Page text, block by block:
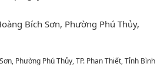
Bích Sơn, Phường Phú Thủy,
Phường Phú Thủy, TP. Phan Thiết, Tỉnh Bình